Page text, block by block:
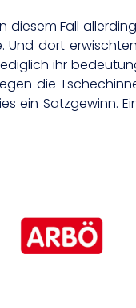
Fall
Und dort
ihr
die
ein Satzgewinn.